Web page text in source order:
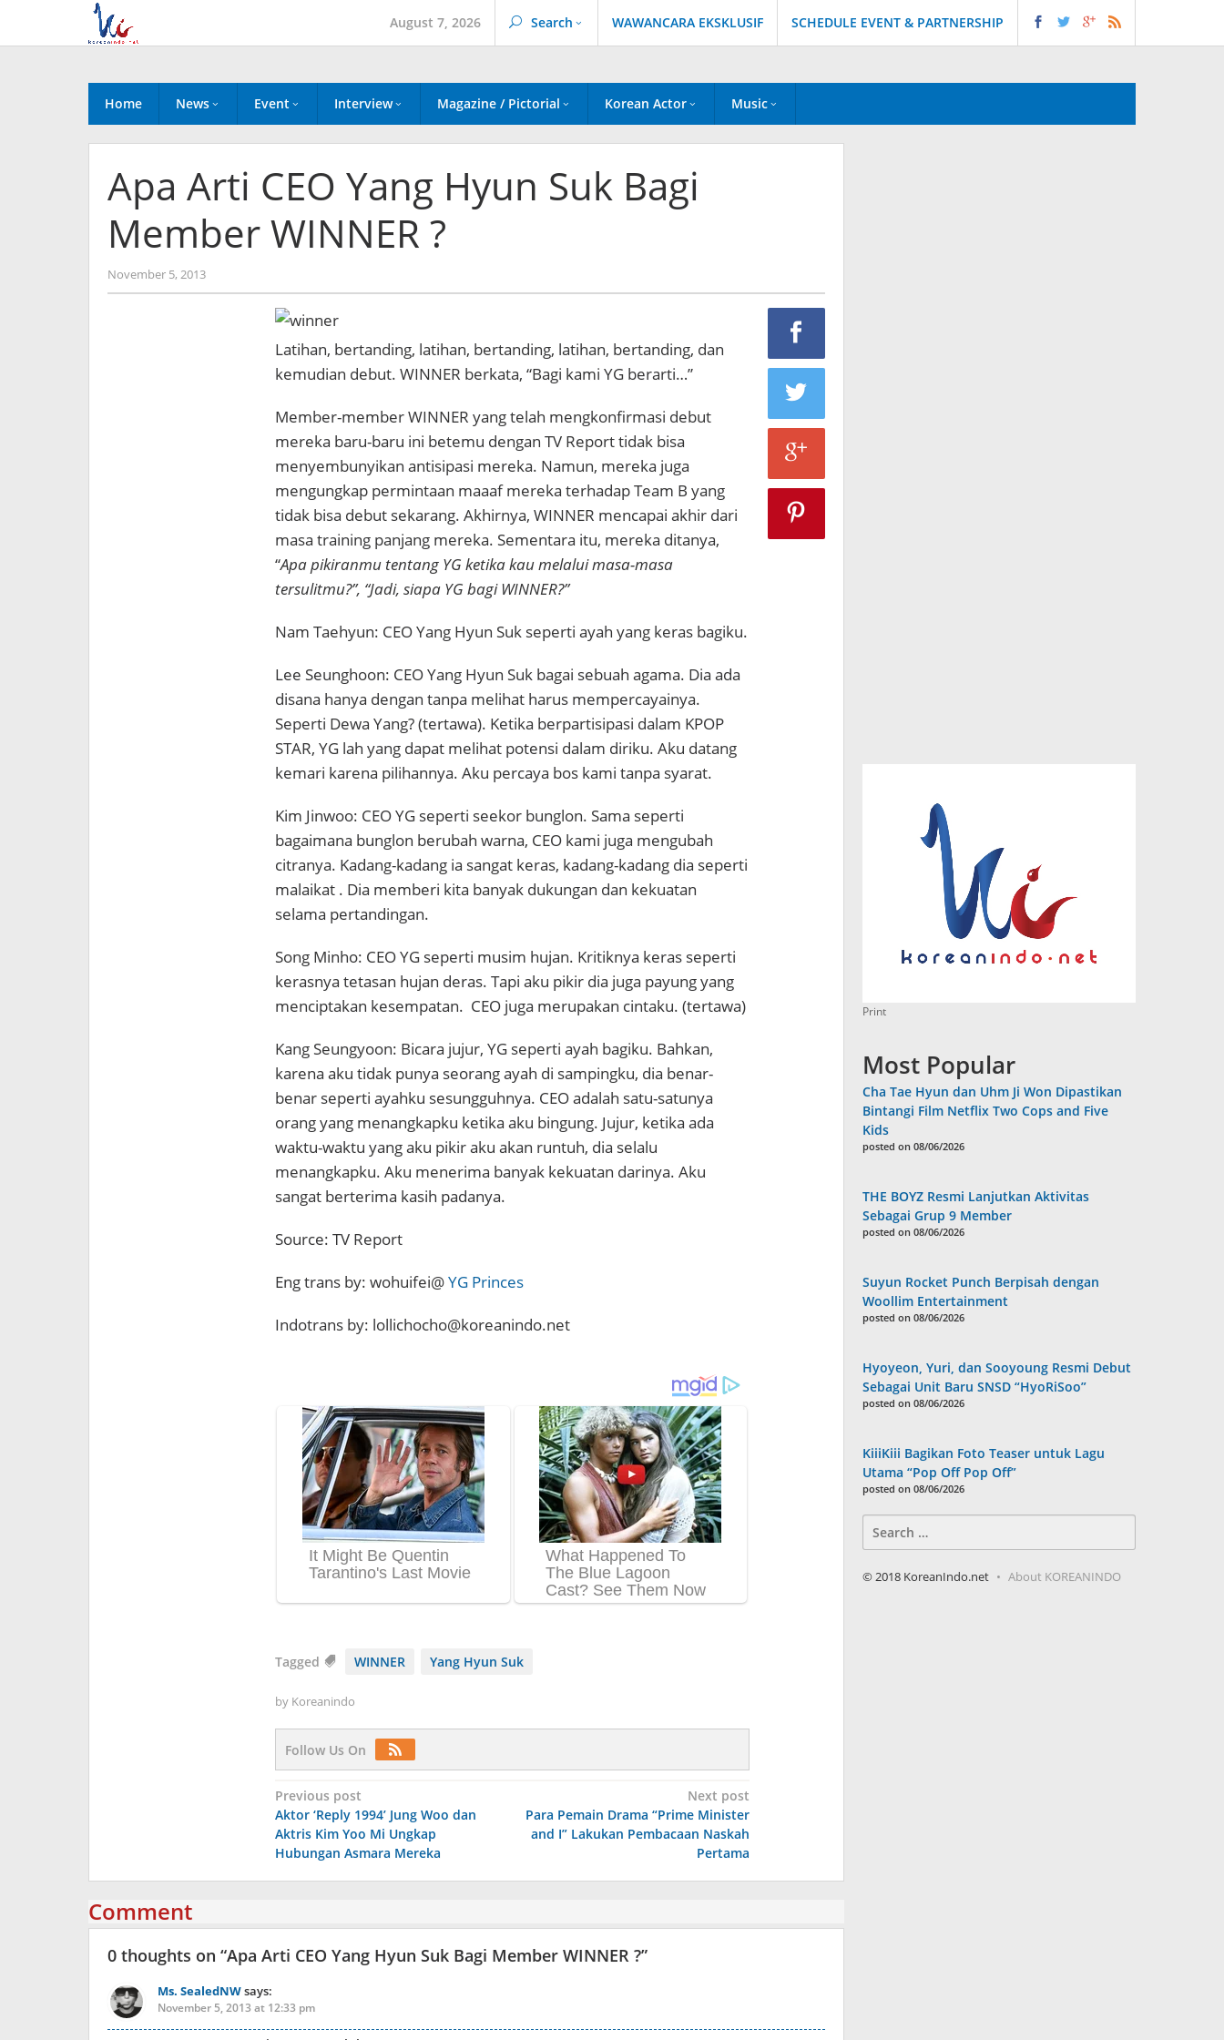
content
August 7, 2026 Search WAWANCARA EKSKLUSIF SCHEDULE EVENT & PARTNERSHIP
Home News Event Interview Magazine / Pictorial Korean Actor Music
Apa Arti CEO Yang Hyun Suk Bagi
Member WINNER ?
November 5, 2013by
Koreanindo
Latihan, bertanding, latihan, bertanding, latihan, bertanding, dan
kemudian debut. WINNER berkata, “Bagi kami YG berarti…”
Member-member WINNER yang telah mengkonfirmasi debut
mereka baru-baru ini betemu dengan TV Report tidak bisa
menyembunyikan antisipasi mereka. Namun, mereka juga
mengungkap permintaan maaaf mereka terhadap Team B yang
tidak bisa debut sekarang. Akhirnya, WINNER mencapai akhir dari
masa training panjang mereka. Sementara itu, mereka ditanya,
“Apa pikiranmu tentang YG ketika kau melalui masa-masa
tersulitmu?”, “Jadi, siapa YG bagi WINNER?”
Nam Taehyun: CEO Yang Hyun Suk seperti ayah yang keras bagiku.
Lee Seunghoon: CEO Yang Hyun Suk bagai sebuah agama. Dia ada
disana hanya dengan tanpa melihat harus mempercayainya.
Seperti Dewa Yang? (tertawa). Ketika berpartisipasi dalam KPOP
STAR, YG lah yang dapat melihat potensi dalam diriku. Aku datang
kemari karena pilihannya. Aku percaya bos kami tanpa syarat.
Kim Jinwoo: CEO YG seperti seekor bunglon. Sama seperti
bagaimana bunglon berubah warna, CEO kami juga mengubah
citranya. Kadang-kadang ia sangat keras, kadang-kadang dia seperti
malaikat . Dia memberi kita banyak dukungan dan kekuatan
selama pertandingan.
Song Minho: CEO YG seperti musim hujan. Kritiknya keras seperti
kerasnya tetasan hujan deras. Tapi aku pikir dia juga payung yang
menciptakan kesempatan. CEO juga merupakan cintaku. (tertawa)
Kang Seungyoon: Bicara jujur, YG seperti ayah bagiku. Bahkan,
karena aku tidak punya seorang ayah di sampingku, dia benar-
benar seperti ayahku sesungguhnya. CEO adalah satu-satunya
orang yang menangkapku ketika aku bingung. Jujur, ketika ada
waktu-waktu yang aku pikir aku akan runtuh, dia selalu
menangkapku. Aku menerima banyak kekuatan darinya. Aku
sangat berterima kasih padanya.
Source: TV Report
Eng trans by: wohuifei@YG Princes
Indotrans by: lollichocho@koreanindo.net
Tagged WINNER Yang Hyun Suk
by Koreanindo
Follow Us On
Post
navigation
Previous post
Aktor ‘Reply 1994’ Jung Woo dan
Aktris Kim Yoo Mi Ungkap
Hubungan Asmara Mereka
Next post
Para Pemain Drama “Prime Minister
and I” Lakukan Pembacaan Naskah
Pertama
Comment
0 thoughts on “Apa Arti CEO Yang Hyun Suk Bagi Member WINNER ?”
Ms. SealedNWsays:
November 5, 2013 at 12:33 pm
Print
Most Popular
Cha Tae Hyun dan Uhm Ji Won Dipastikan
Bintangi Film Netflix Two Cops and Five
Kids
posted on 08/06/2026
THE BOYZ Resmi Lanjutkan Aktivitas
Sebagai Grup 9 Member
posted on 08/06/2026
Suyun Rocket Punch Berpisah dengan
Woollim Entertainment
posted on 08/06/2026
Hyoyeon, Yuri, dan Sooyoung Resmi Debut
Sebagai Unit Baru SNSD “HyoRiSoo”
posted on 08/06/2026
KiiiKiii Bagikan Foto Teaser untuk Lagu
Utama “Pop Off Pop Off”
posted on 08/06/2026
for:
© 2018 KoreanIndo.net About KOREANINDO